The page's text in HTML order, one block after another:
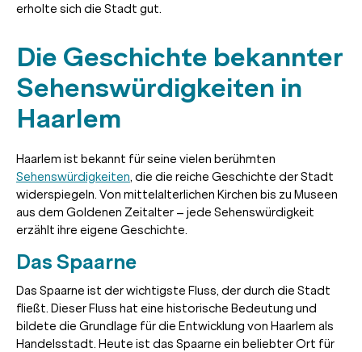
erholte sich die Stadt gut.
Die Geschichte bekannter
Sehenswürdigkeiten in
Haarlem
Haarlem ist bekannt für seine vielen berühmten
Sehenswürdigkeiten, die die reiche Geschichte der Stadt
widerspiegeln. Von mittelalterlichen Kirchen bis zu Museen
aus dem Goldenen Zeitalter – jede Sehenswürdigkeit
erzählt ihre eigene Geschichte.
Das Spaarne
Das Spaarne ist der wichtigste Fluss, der durch die Stadt
fließt. Dieser Fluss hat eine historische Bedeutung und
bildete die Grundlage für die Entwicklung von Haarlem als
Handelsstadt. Heute ist das Spaarne ein beliebter Ort für